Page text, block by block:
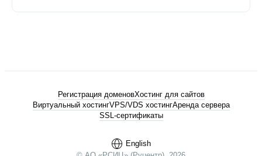
English
Регистрация доменовХостинг для сайтов
Виртуальный хостингVPS/VDS хостингАренда сервера
SSL-сертификаты